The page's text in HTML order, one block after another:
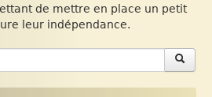
de mettre en place un petit
leur indépendance.